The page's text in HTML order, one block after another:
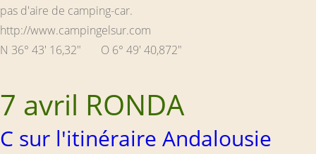
pas d'aire de camping-car.
http://www.campingelsur.com
N 36° 43' 16,32" O 6° 49' 40,872"
7 avril RONDA
C sur l'itinéraire Andalousie